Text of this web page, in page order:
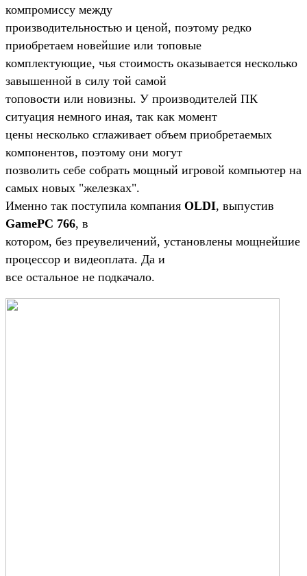
компромиссу между
производительностью и ценой, поэтому редко
приобретаем новейшие или топовые
комплектующие, чья стоимость оказывается несколько
завышенной в силу той самой
топовости или новизны. У производителей ПК
ситуация немного иная, так как момент
цены несколько сглаживает объем приобретаемых
компонентов, поэтому они могут
позволить себе собрать мощный игровой компьютер на
самых новых "железках".
Именно так поступила компания OLDI, выпустив
GamePC 766, в
котором, без преувеличений, установлены мощнейшие
процессор и видеоплата. Да и
все остальное не подкачало.